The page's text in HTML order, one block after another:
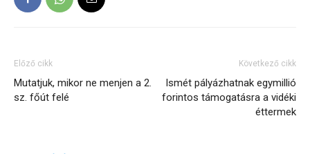
Előző cikk
Mutatjuk, mikor ne menjen a 2.
sz. főút felé
Következő cikk
Ismét pályázhatnak egymillió
forintos támogatásra a vidéki
éttermek